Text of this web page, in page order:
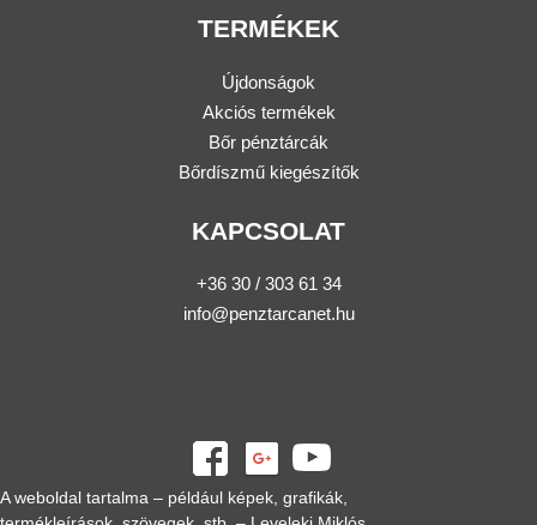
TERMÉKEK
Újdonságok
Akciós termékek
Bőr pénztárcák
Bőrdíszmű kiegészítők
KAPCSOLAT
+36 30 / 303 61 34
info@penztarcanet.hu
A weboldal tartalma – például képek, grafikák,